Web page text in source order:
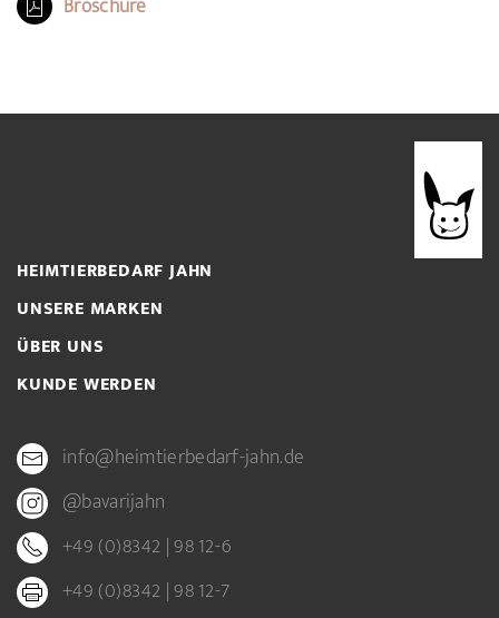
Broschüre
HEIMTIERBEDARF JAHN
UNSERE MARKEN
ÜBER UNS
KUNDE WERDEN
info@heimtierbedarf-jahn.de
@bavarijahn
+49 (0)8342 | 98 12-6
+49 (0)8342 | 98 12-7